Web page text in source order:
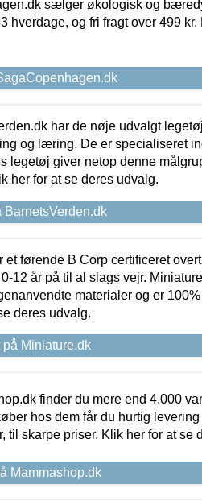
sælger økologisk og
hverdage, og fri fragt over 499 kr.
har de nøje udvalgt
og læring. De er specialiseret
legetøj giver netop denne
her for at se deres udvalg.
BarnetsVerden.dk
et førende B Corp certificeret
12 år på til al slags vejr.
materialer og er
deres udvalg.
Miniature.dk
finder du mere end 4.000
hos dem får du hurtig
til skarpe priser. Klik her for at se
Mammashop.dk